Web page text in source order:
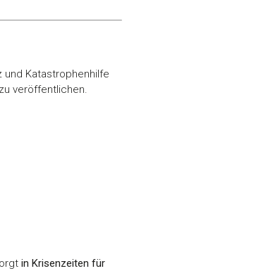
zu können
unserer
Nutzung
Katastrophenhilfe
veröffentlichen.
in Krisenzeiten für